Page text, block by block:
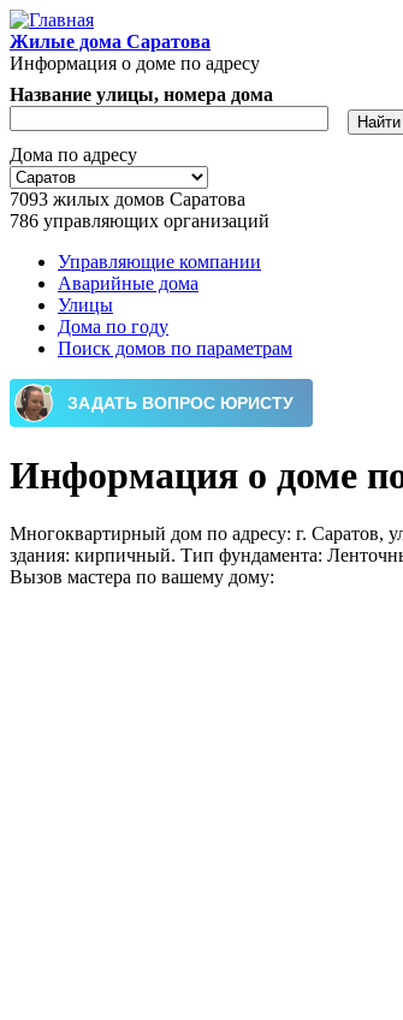
Перейти к основному содержанию
Жилые дома Саратова
Информация о доме по адресу
Название улицы, номера дома
Дома по адресу
7093 жилых домов Саратова
786 управляющих организаций
Главное меню
Управляющие компании
Аварийные дома
Улицы
Дома по году
Поиск домов по параметрам
Информация о доме
Многоквартирный дом по адресу: г. Саратов,
здания: кирпичный. Тип фундамента:
Вызов мастера по вашему дому: